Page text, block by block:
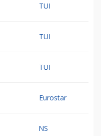
TUI
TUI
TUI
Eurostar
NS